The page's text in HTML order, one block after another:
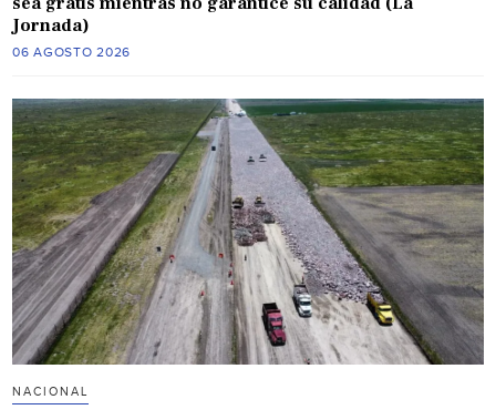
Jornada)
06 AGOSTO 2026
NACIONAL